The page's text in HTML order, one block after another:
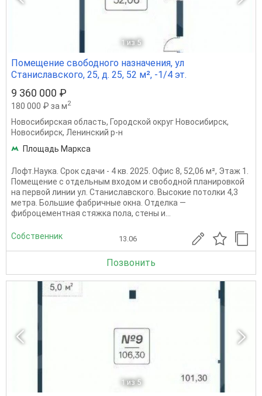
1 из 5
Помещение свободного назначения, ул
Станиславского, 25, д. 25, 52 м², -1/4 эт.
9 360 000 ₽
180 000 ₽ за м2
Новосибирская область, Городской округ Новосибирск,
Новосибирск, Ленинский р-н
Площадь Маркса
Лофт.Наука. Срок сдачи - 4 кв. 2025. Офис 8, 52,06 м², Этаж 1.
Помещение с отдельным входом и свободной планировкой
на первой линии ул. Станиславского. Высокие потолки 4,3
метра. Большие фабричные окна. Отделка —
фиброцементная стяжка пола, стены и...
Собственник 13.06
Позвонить
1 из 5